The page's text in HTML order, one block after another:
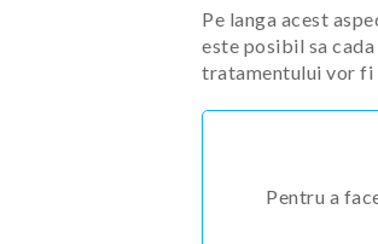
Pe langa acest
este posibil sa
tratamentului vor fi
Pentru a